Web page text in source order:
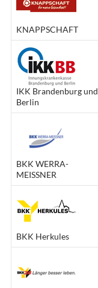
KNAPPSCHAFT
IKK Brandenburg und
Berlin
BKK WERRA-
MEISSNER
BKK Herkules